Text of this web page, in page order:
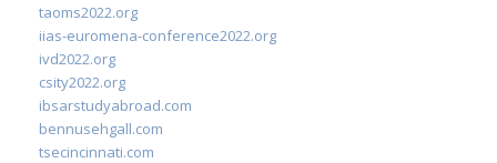
taoms2022.org
iias-euromena-conference2022.org
ivd2022.org
csity2022.org
ibsarstudyabroad.com
bennusehgall.com
tsecincinnati.com